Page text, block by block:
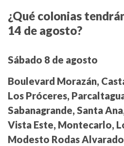
¿Qué colonias
14 de agosto?
Sábado 8 de agosto
Boulevard Morazán,
Los Próceres,
Sabanagrande, Santa
Vista Este, Montecarlo,
Modesto Rodas